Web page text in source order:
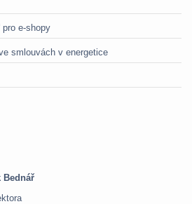
pro e-shopy
smlouvách v energetice
Bednář